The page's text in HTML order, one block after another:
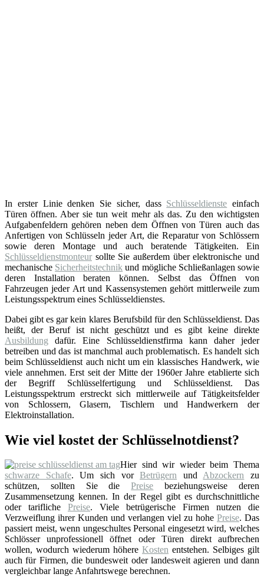
In erster Linie denken Sie sicher, dass Schlüsseldienste einfach
Türen öffnen. Aber sie tun weit mehr als das. Zu den wichtigsten
Aufgabenfeldern gehören neben dem Öffnen von Türen auch das
Anfertigen von Schlüsseln jeder Art, die Reparatur von Schlössern
sowie deren Montage und auch beratende Tätigkeiten. Ein
Schlüsseldienstmonteur sollte Sie außerdem über elektronische und
mechanische Sicherheitstechnik und mögliche Schließanlagen sowie
deren Installation beraten können. Selbst das Öffnen von
Fahrzeugen jeder Art und Kassensystemen gehört mittlerweile zum
Leistungsspektrum eines Schlüsseldienstes.
Dabei gibt es gar kein klares Berufsbild für den Schlüsseldienst. Das
heißt, der Beruf ist nicht geschützt und es gibt keine direkte
Ausbildung dafür. Eine Schlüsseldienstfirma kann daher jeder
betreiben und das ist manchmal auch problematisch. Es handelt sich
beim Schlüsseldienst auch nicht um ein klassisches Handwerk, wie
viele annehmen. Erst seit der Mitte der 1960er Jahre etablierte sich
der Begriff Schlüsselfertigung und Schlüsseldienst. Das
Leistungsspektrum erstreckt sich mittlerweile auf Tätigkeitsfelder
von Schlossern, Glasern, Tischlern und Handwerkern der
Elektroinstallation.
Wie viel kostet der Schlüsselnotdienst?
Hier sind wir wieder beim Thema
schwarze Schafe. Um sich vorBetrügern undAbzockern zu
schützen, sollten Sie diePreise beziehungsweise deren
Zusammensetzung kennen. In der Regel gibt es durchschnittliche
oder tarifliche Preise. Viele betrügerische Firmen nutzen die
Verzweiflung ihrer Kunden und verlangen viel zu hohe Preise. Das
passiert meist, wenn ungeschultes Personal eingesetzt wird, welches
Schlösser unprofessionell öffnet oder Türen direkt aufbrechen
wollen, wodurch wiederum höhere Kosten entstehen. Selbiges gilt
auch für Firmen, die bundesweit oder landesweit agieren und dann
vergleichbar lange Anfahrtswege berechnen.